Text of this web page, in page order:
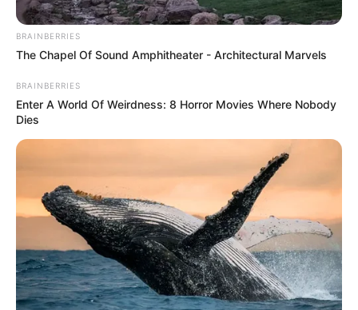
PostedFriss hírek
Magyar Pétert brutálisan
kiosztotta Bárdosi Sándor :nem
fogta vissza magát, mindenki
csak nézett! 𝐂𝐢𝐤𝐤 𝐚
𝐡𝐨𝐳𝐳𝐚́𝐬𝐳𝐨́𝐥𝐚́𝐬𝐨𝐤𝐧𝐚́𝐥!
Szerző • June 1, 2026
BRAINBERRIES
The Chapel Of Sound Amphitheater - Architectural Marvels
BRAINBERRIES
Enter A World Of Weirdness: 8 Horror Movies Where Nobody
Dies